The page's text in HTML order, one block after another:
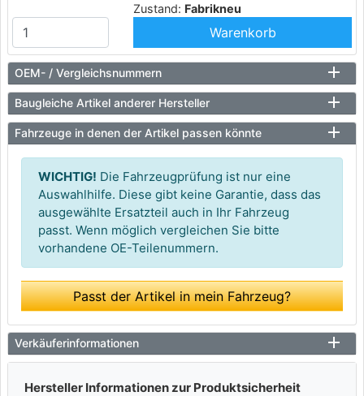
Zustand: Fabrikneu
Warenkorb
OEM- / Vergleichsnummern
Baugleiche Artikel anderer Hersteller
Fahrzeuge in denen der Artikel passen könnte
WICHTIG! Die Fahrzeugprüfung ist nur eine
Auswahlhilfe. Diese gibt keine Garantie, dass das
ausgewählte Ersatzteil auch in Ihr Fahrzeug
passt. Wenn möglich vergleichen Sie bitte
vorhandene OE-Teilenummern.
Passt der Artikel in mein Fahrzeug?
Verkäuferinformationen
Hersteller Informationen zur Produktsicherheit